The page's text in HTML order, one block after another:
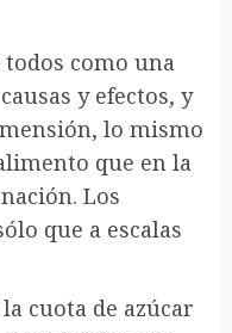
como una
y efectos, y
lo mismo
que en la
Los
que a escalas
cuota de azúcar